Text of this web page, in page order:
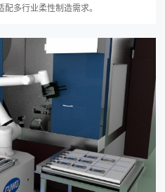
多行业柔性制造需求。